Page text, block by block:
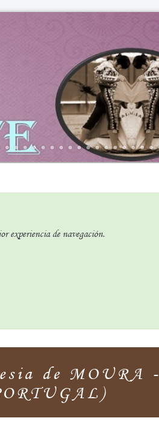
experiencia de navegación.
de MOURA -